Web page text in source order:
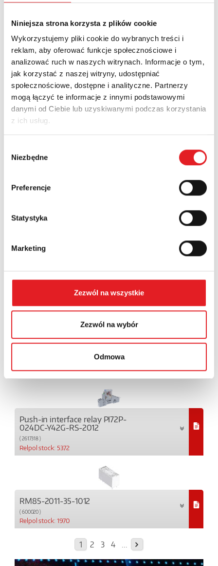
Niniejsza strona korzysta z plików cookie
Wykorzystujemy pliki cookie do wybranych treści i
reklam, aby oferować funkcje społecznościowe i
analizować ruch w naszych witrynach. Informacje o tym,
jak korzystać z naszej witryny, udostępniać
społecznościowe, dostępne i analityczne. Partnerzy
mogą łączyć te informacje z innymi podstawowymi
danymi od Ciebie lub uzyskiwanymi podczas korzystania
z ich usług.
zgody
Niezbędne
Preferencje
Statystyka
Marketing
Zezwól na wszystkie
Zezwól na wybór
Odmowa
RSR30-D24-D1-02-040-1
Relpol stock: 1915
( 2614628 )
Ask Relpol for stock status
RSM957N-0111-85-S005
Relpol stock: 5344
Push-in interface relay PI72P-
024DC-Y42G-RS-2012
( 2617318 )
Relpol stock: 5372
RM85-2011-35-1012
( 600020 )
Relpol stock: 1970
1 2 3 4 ...